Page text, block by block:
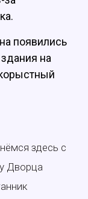
появились
на
здесь с
Дворца